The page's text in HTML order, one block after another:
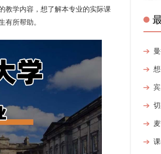
教学内容，想了解本专业的实际课
有所帮助。